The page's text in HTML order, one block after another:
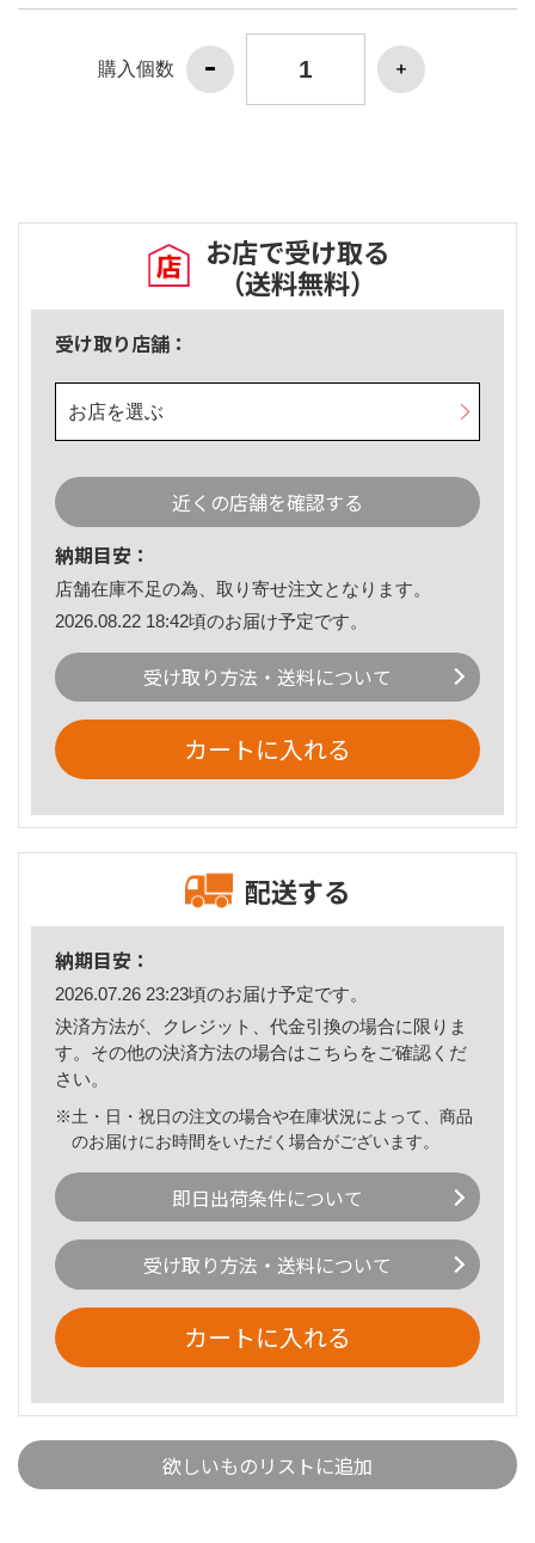
購入個数
お店で受け取る
（送料無料）
受け取り店舗：
お店を選ぶ
近くの店舗を確認する
納期目安：
店舗在庫不足の為、取り寄せ注文となります。
2026.08.22 18:42頃のお届け予定です。
受け取り方法・送料について
カートに入れる
配送する
納期目安：
2026.07.26 23:23頃のお届け予定です。
決済方法が、クレジット、代金引換の場合に限りま
す。その他の決済方法の場合はこちら をご確認くだ
さい。
※土・日・祝日の注文の場合や在庫状況によって、商品
のお届けにお時間をいただく場合がございます。
即日出荷条件について
受け取り方法・送料について
カートに入れる
欲しいものリストに追加